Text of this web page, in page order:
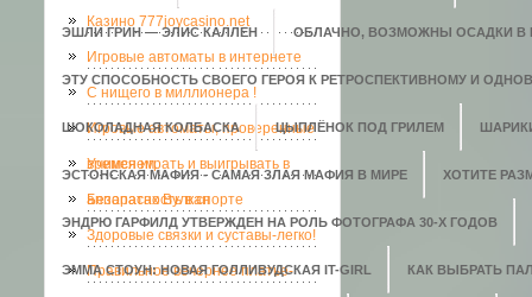
ЭШЛИ ГРИН — ЭЛИС КАЛЛЕН ОБЛАЧНО, ВОЗМОЖНЫ ОСАДКИ В
ЭТУ СПОСОБНОСТЬ СВОЕГО ГЕРОЯ К РЕТРОСПЕКТИВНОМУ И
ШОКОЛАДНАЯ КОЛБАСКА ЦЫПЛЁНОК ПОД ГРИЛЕМ
ЭСТОНСКАЯ МАФИЯ - САМАЯ ЗЛАЯ МАФИЯ В МИРЕ ХОТИТЕ
ЭНДРЮ ГАРФИЛД УТВЕРЖДЕН НА РОЛЬ ФОТОГРАФА 30-Х ГОДОВ
ЭММА СТОУН: НОВАЯ ГОЛЛИВУДСКАЯ IT-GIRL КАК ВЫБРАТЬ
Казино 777joycasino.net
Игровые автоматы в интернете
C нищего в миллионера !
Игровые автоматы, проверенные
временем.
Учимся играть и выигрывать в
аппаратах Вулкан
Безопасность в спорте
Здоровые связки и суставы-легко!
Правильное вечернее платье-